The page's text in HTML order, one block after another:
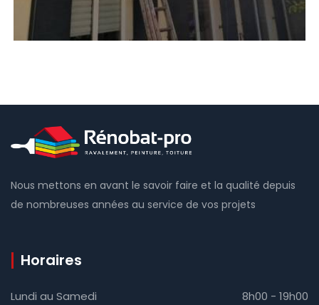
Nous mettons en avant le savoir faire et la qualité depuis
de nombreuses années au service de vos projets
Horaires
Lundi au Samedi 8h00 - 19h00